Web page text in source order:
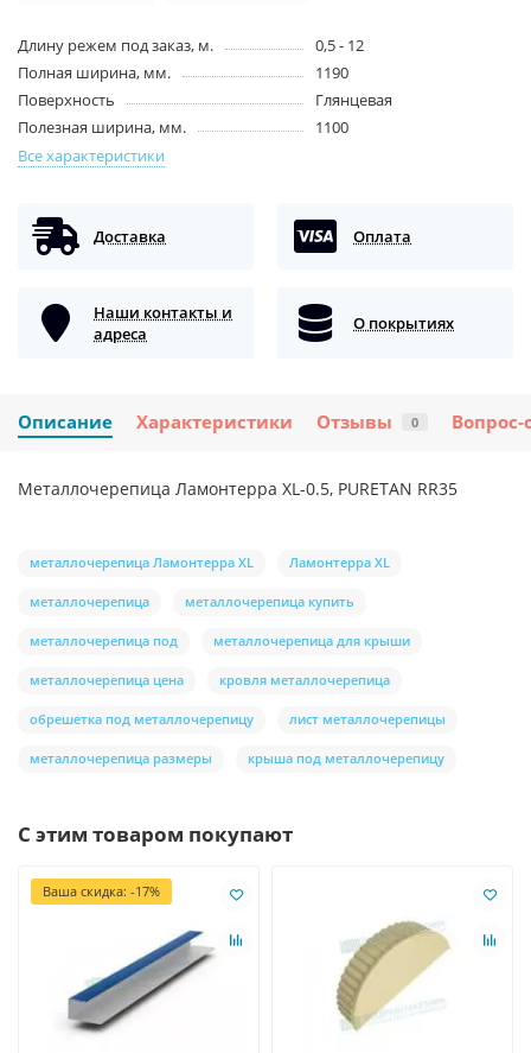
Длину режем под заказ, м.
0,5 - 12
Полная ширина, мм.
1190
Поверхность
Глянцевая
Полезная ширина, мм.
1100
Все характеристики
Доставка Оплата
Наши контакты и
адреса
О покрытиях
Описание Характеристики Отзывы 0 Вопрос-
Металлочерепица Ламонтерра XL-0.5, PURETAN RR35
металлочерепица Ламонтерра XL Ламонтерра XL
металлочерепица металлочерепица купить
металлочерепица под металлочерепица для крыши
металлочерепица цена кровля металлочерепица
обрешетка под металлочерепицу лист металлочерепицы
металлочерепица размеры крыша под металлочерепицу
С этим товаром покупают
Ваша скидка: -17%